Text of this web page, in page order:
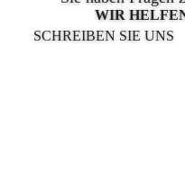
WIR
SCHREIBEN SIE UNS